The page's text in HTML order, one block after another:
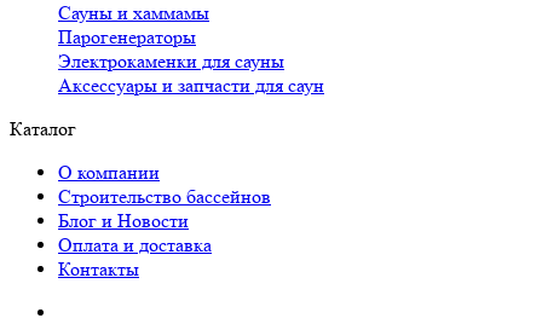
Сауны и хаммамы
Парогенераторы
Электрокаменки для сауны
Аксессуары и запчасти для саун
Каталог
О компании
Строительство бассейнов
Блог и Новости
Оплата и доставка
Контакты